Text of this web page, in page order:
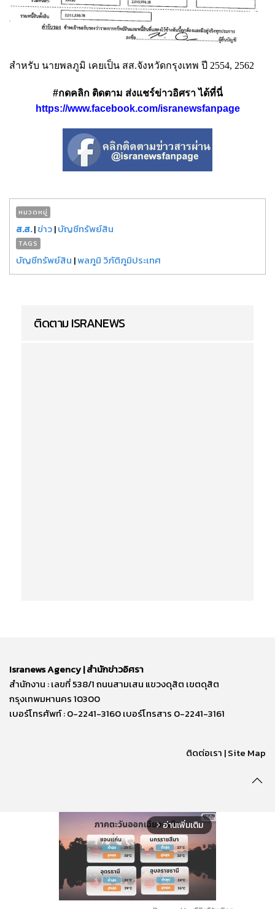
สำหรับ นายพลภูมิ เคยเป็น สส.จังหวัดกรุงเทพ ปี 2554, 2562
#กดคลิก ติดตาม ส่งแชร์ข่าวอิศรา ได้ที่นี่
https://www.facebook.com/isranewsfanpage
หมวดหมู่
ส.ส.|ข่าว|บัญชีทรัพย์สิน
TAGS
บัญชีทรัพย์สิน |พลภูมิ วิภัติภูมิประเทศ
ติดตาม ISRANEWS
Isranews Agency | สำนักข่าวอิศรา
สำนักงาน : เลขที่ 538/1 ถนนสามเสน แขวงดุสิต เขตดุสิต
กรุงเทพมหานคร 10300
เบอร์โทรศัพท์ : 0-2241-3160 เบอร์โทรสาร 0-2241-3161
ติดต่อเรา | Site Map
arrow_forward_ios อ่านเพิ่มเติม